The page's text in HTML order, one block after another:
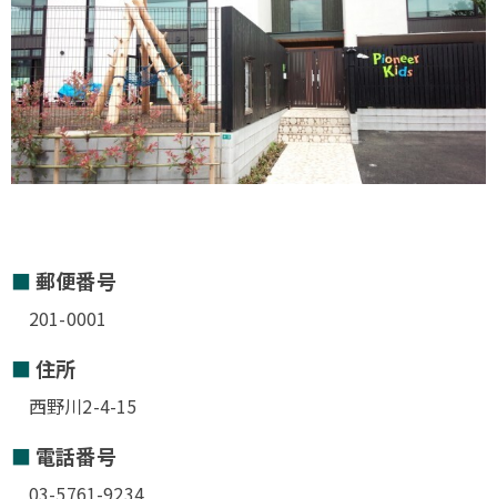
郵便番号
201-0001
住所
西野川2-4-15
電話番号